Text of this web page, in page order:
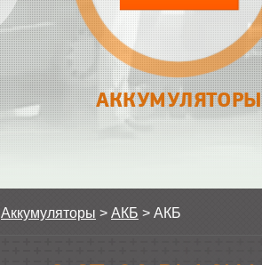
АККУМУЛЯТОРЫ
Аккумуляторы > АКБ > АКБ